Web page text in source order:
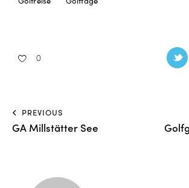
0
PREVIOUS
GA Millstätter See